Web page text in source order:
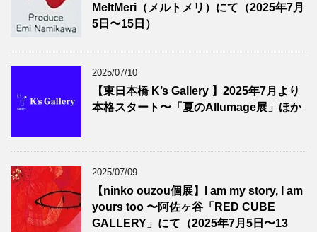
MeltMeri（メルトメリ）にて（2025年7月
5日〜15日）
2025/07/10
【東日本橋 K’s Gallery 】2025年7月より
本格スタート〜「夏のAllumage展」ほか
2025/07/09
【ninko ouzou個展】I am my story, I am
yours too 〜阿佐ヶ谷「RED CUBE
GALLERY」にて（2025年7月5日〜13